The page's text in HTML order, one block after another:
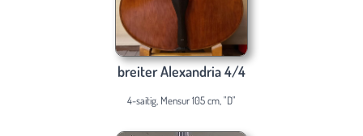
breiter Alexandria 4/4
4-saitig, Mensur 105 cm, "D"